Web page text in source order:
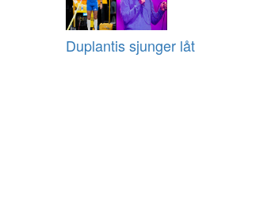
Duplantis sjunger låt